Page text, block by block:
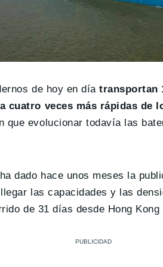
de hoy en día transportan
cuatro veces más rápidas de
que evolucionar todavía las
dado hace unos meses la
las capacidades y las
de 31 días desde Hong Kong